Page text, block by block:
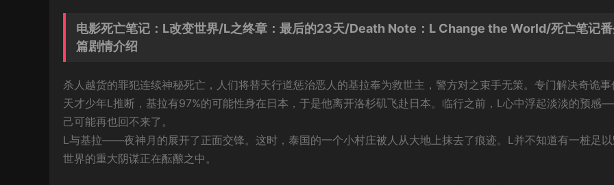
电影死亡笔记：L改变世界/L之终章：最后的23天/Death Note：L Change the World/死亡笔记
篇剧情介绍
杀人越货的罪犯连续神秘死亡，人们将替天行道惩治恶人的基拉奉为救世主，警方对之束手无策。专门解决奇诡事
天才少年L推断，基拉有97%的可能性身在日本，于是他离开洛杉矶飞赴日本。临行之前，L心中浮起淡淡的预感
己可能再也回不来了。
L与基拉——夜神月的展开了正面交锋。这时，泰国的一个小村庄被人从大地上抹去了痕迹。L并不知道有一桩足
世界的重大阴谋正在酝酿之中。